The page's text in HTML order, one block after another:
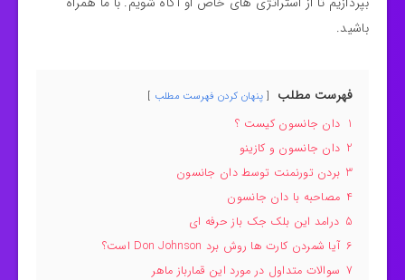
باشید.
فهرست مطلب پنهان کردن فهرست مطلب
1 دان جانسون کیست ؟
2 دان جانسون و کازینو
3 بردن تورنمنت توسط دان جانسون
4 مصاحبه با دان جانسون
5 درامد این بلک جک باز حرفه ای
6 آیا شمردن کارت ها روش برد Don Johnson است؟
7 سوالات متداول در مورد این قمارباز ماهر